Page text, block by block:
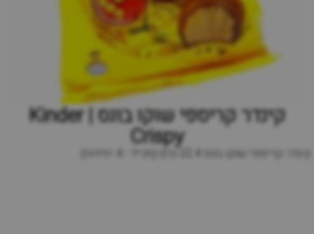
קינדר קריספי שוקו בונס | Kinder
Crispy
קינדר קריספי שוקו בונס 22.4 גרם (מכיל - 4 יחידות)